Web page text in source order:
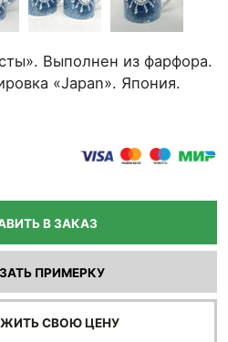
Выполнен из фарфора.
«Japan». Япония.
В ЗАКАЗ
ПРИМЕРКУ
СВОЮ ЦЕНУ